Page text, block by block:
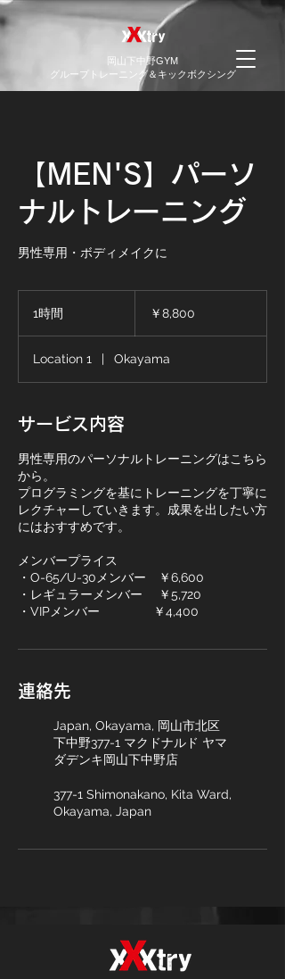
​岡山下中野GYM
グループトレーニング＆キックボクシング
【MEN'S】パーソ
ナルトレーニング
男性専用・ボディメイクに
1時間 ￥8,800
Location 1 | Okayama
サービス内容
男性専用のパーソナルトレーニングはこちら
から。
プログラミングを基にトレーニングを丁寧に
レクチャーしていきます。成果を出したい方
にはおすすめです。
メンバープライス
・O-65/U-30メンバー ￥6,600
・レギュラーメンバー ￥5,720
・VIPメンバー ￥4,400
連絡先
Japan, Okayama, 岡山市北区
下中野377-1 マクドナルド ヤマ
ダデンキ岡山下中野店
377-1 Shimonakano, Kita Ward,
Okayama, Japan